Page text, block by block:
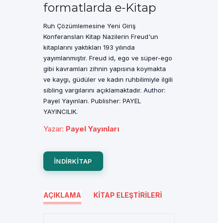
formatlarda e-Kitap
Ruh Çözümlemesine Yeni Giriş
Konferansları Kitap Nazilerin Freud'un
kitaplarını yaktıkları 193 yılında
yayımlanmıştır. Freud id, ego ve süper-ego
gibi kavramları zihnin yapısına koymakta
ve kaygı, güdüler ve kadın ruhbilimiyle ilgili
sibling vargılarını açıklamaktadır. Author:
Payel Yayınları. Publisher: PAYEL
YAYINCILIK.
Yazar: Payel Yayınları
INDIRKITAP
AÇIKLAMA KITAP ELEŞTIRILERI